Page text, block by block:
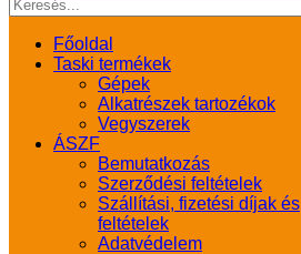
Főoldal
Taski termékek
Gépek
Alkatrészek tartozékok
Vegyszerek
ÁSZF
Bemutatkozás
Szerződési feltételek
Szállítási, fizetési díjak és
feltételek
Adatvédelem